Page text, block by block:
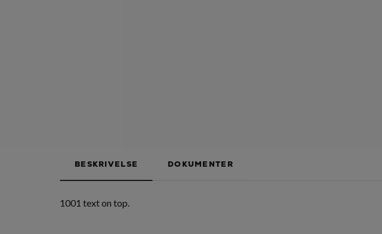
BESKRIVELSE DOKUMENTER
1001 text on top.